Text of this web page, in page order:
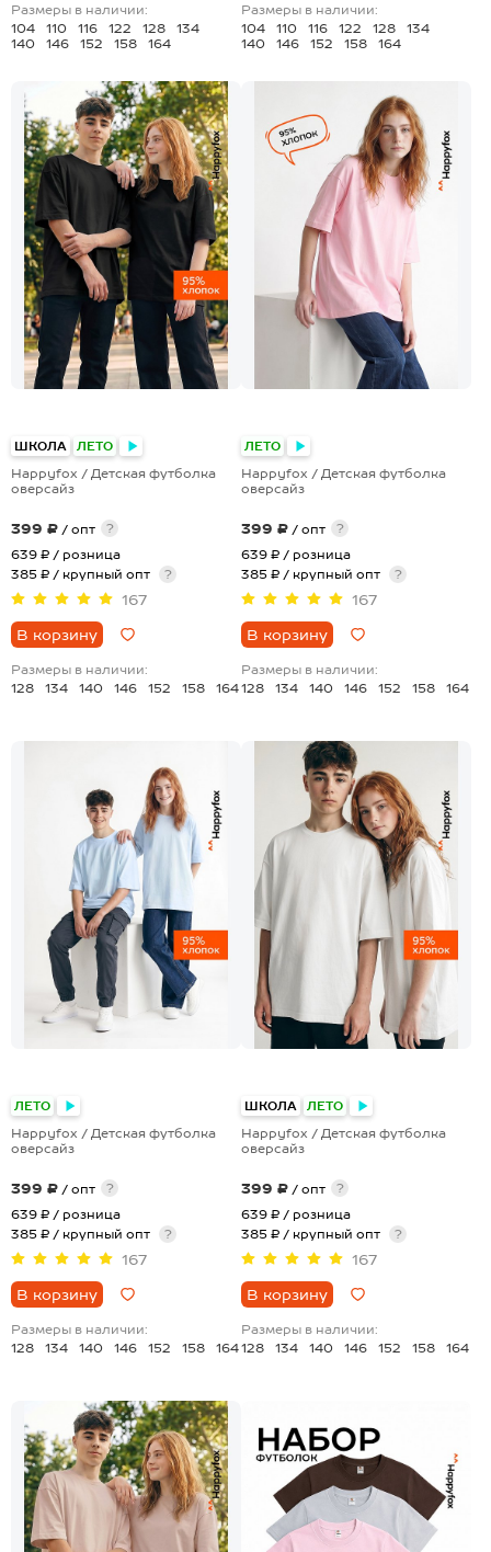
Размеры в наличии:
104
110 116 122 128
134
140
146 152 158 164
Размеры в наличии:
104
110 116 122 128
134
140
146 152 158 164
ШКОЛА ЛЕТО
Happyfox / Детская футболка
оверсайз
399 ₽ / опт
?
639 ₽ / розница
385 ₽ / крупный опт
?
167
В корзину
Размеры в наличии:
128
134 140 146 152 158 164
ЛЕТО
Happyfox / Детская футболка
оверсайз
399 ₽ / опт
?
639 ₽ / розница
385 ₽ / крупный опт
?
167
В корзину
Размеры в наличии:
128
134 140 146 152 158 164
ЛЕТО
Happyfox / Детская футболка
оверсайз
399 ₽ / опт
?
639 ₽ / розница
385 ₽ / крупный опт
?
167
В корзину
Размеры в наличии:
128
134 140 146 152 158 164
ШКОЛА ЛЕТО
Happyfox / Детская футболка
оверсайз
399 ₽ / опт
?
639 ₽ / розница
385 ₽ / крупный опт
?
167
В корзину
Размеры в наличии:
128
134 140 146 152 158 164